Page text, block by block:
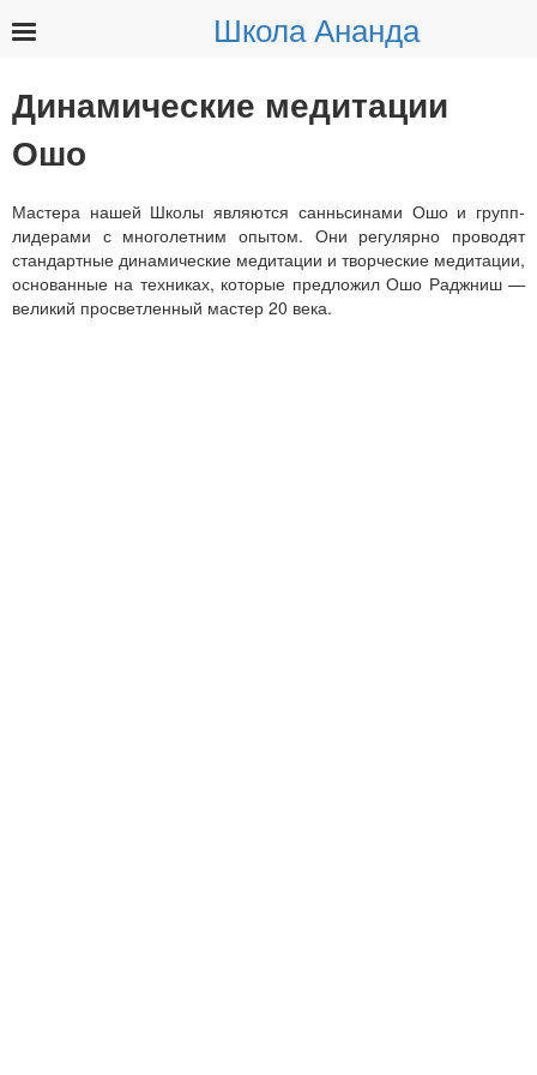
Школа Ананда
Динамические медитации
Ошо
Мастера нашей Школы являются санньсинами Ошо и групп-
лидерами с многолетним опытом. Они регулярно проводят
стандартные динамические медитации и творческие медитации,
основанные на техниках, которые предложил Ошо Раджниш —
великий просветленный мастер 20 века.